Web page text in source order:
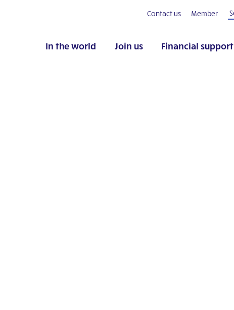
Contact us Member
In the world Join us Financial support